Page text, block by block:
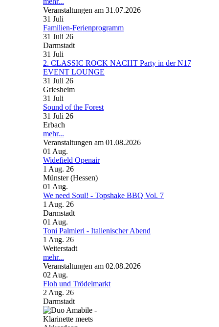
Veranstaltungen am 31.07.2026
31 Juli
Familien-Ferienprogramm
31 Juli 26
Darmstadt
31 Juli
2. CLASSIC ROCK NACHT Party in der N17
EVENT LOUNGE
31 Juli 26
Griesheim
31 Juli
Sound of the Forest
31 Juli 26
Erbach
mehr...
Veranstaltungen am 01.08.2026
01 Aug.
Widefield Openair
1 Aug. 26
Münster (Hessen)
01 Aug.
We need Soul! - Topshake BBQ Vol. 7
1 Aug. 26
Darmstadt
01 Aug.
Toni Palmieri - Italienischer Abend
1 Aug. 26
Weiterstadt
mehr...
Veranstaltungen am 02.08.2026
02 Aug.
Floh und Trödelmarkt
2 Aug. 26
Darmstadt